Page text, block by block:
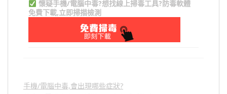
懷疑手機/電腦中毒?想找線上掃毒工具?防毒軟體
免費下載,立即掃描檢測
手機/電腦中毒,會出現哪些症狀?